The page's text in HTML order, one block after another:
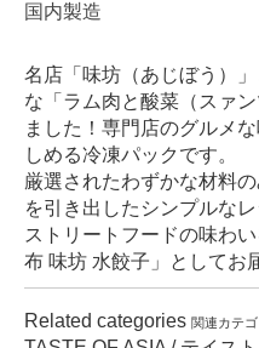
国内製造
名店「味坊（あじぼう）
な「ラム肉と酸菜（スァ
ました！専門店のグルメ
しめる冷凍パックです。
厳選されたわずかな材料
を引き出したシンプルな
ストリートフードの味わ
布 味坊 水餃子」としてお
Related categories 関連カテゴ